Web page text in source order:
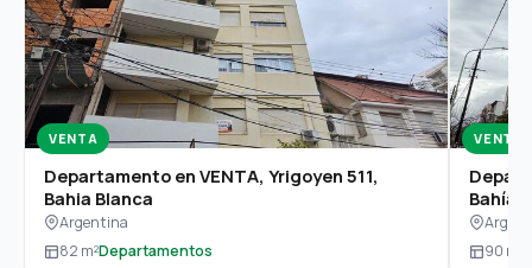
VENTA
Departamento en VENTA, Yrigoyen 511,
Bahia Blanca
Argentina
82 m²Departamentos
VENTA
Bahía
90 m²